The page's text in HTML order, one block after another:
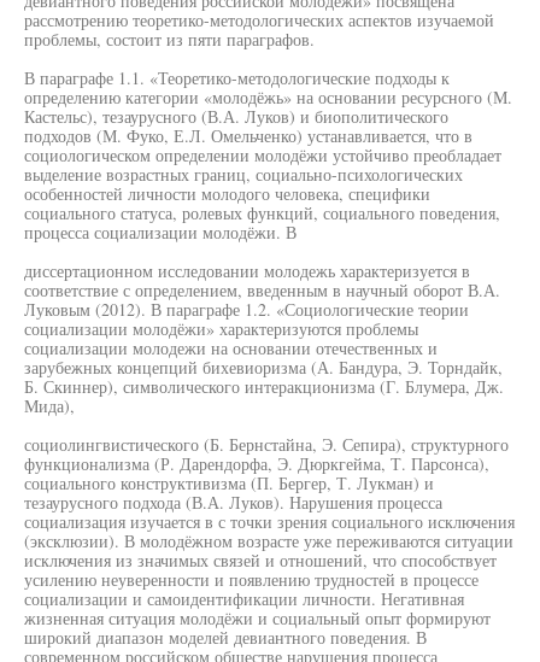
рассмотрению теоретико-методологических аспектов изучаемой
проблемы, состоит из пяти параграфов.
В параграфе 1.1. «Теоретико-методологические подходы к
определению категории «молодёжь» на основании ресурсного (М.
Кастельс), тезаурусного (В.А. Луков) и биополитического
подходов (М. Фуко, Е.Л. Омельченко) устанавливается, что в
социологическом определении молодёжи устойчиво преобладает
выделение возрастных границ, социально-психологических
особенностей личности молодого человека, специфики
социального статуса, ролевых функций, социального поведения,
процесса социализации молодёжи. В
диссертационном исследовании молодежь характеризуется в
соответствие с определением, введенным в научный оборот В.А.
Луковым (2012). В параграфе 1.2. «Социологические теории
социализации молодёжи» характеризуются проблемы
социализации молодежи на основании отечественных и
зарубежных концепций бихевиоризма (А. Бандура, Э. Торндайк,
Б. Скиннер), символического интеракционизма (Г. Блумера, Дж.
Мида),
социолингвистического (Б. Бернстайна, Э. Сепира), структурного
функционализма (Р. Дарендорфа, Э. Дюркгейма, Т. Парсонса),
социального конструктивизма (П. Бергер, Т. Лукман) и
тезаурусного подхода (В.А. Луков). Нарушения процесса
социализация изучается в с точки зрения социального исключения
(эксклюзии). В молодёжном возрасте уже переживаются ситуации
исключения из значимых связей и отношений, что способствует
усилению неуверенности и появлению трудностей в процессе
социализации и самоидентификации личности. Негативная
жизненная ситуация молодёжи и социальный опыт формируют
широкий диапазон моделей девиантного поведения. В
современном российском обществе нарушения процесса